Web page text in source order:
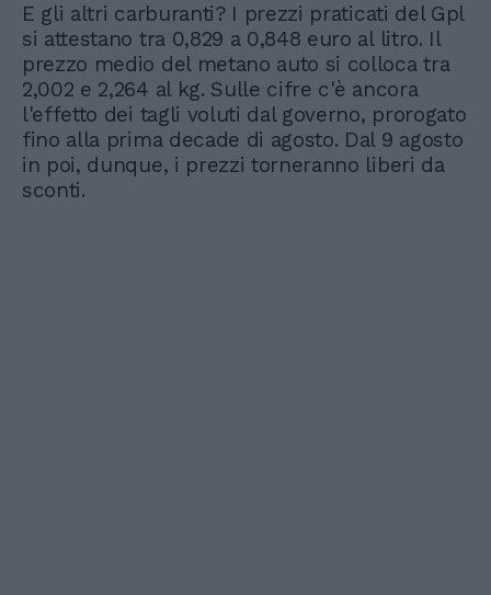
E gli altri carburanti? I prezzi praticati del Gpl
si attestano tra 0,829 a 0,848 euro al litro. Il
prezzo medio del metano auto si colloca tra
2,002 e 2,264 al kg. Sulle cifre c'è ancora
l'effetto dei tagli voluti dal governo, prorogato
fino alla prima decade di agosto. Dal 9 agosto
in poi, dunque, i prezzi torneranno liberi da
sconti.